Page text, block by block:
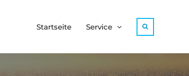
Startseite Service